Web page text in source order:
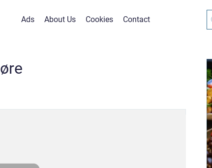
Ads About Us Cookies Contact